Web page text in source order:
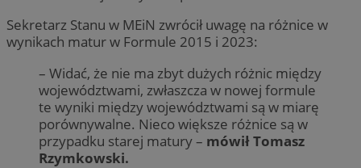
Sekretarz Stanu w MEiN zwrócił uwagę na różnice w
wynikach matur w Formule 2015 i 2023:
– Widać, że nie ma zbyt dużych różnic między
województwami, zwłaszcza w nowej formule
te wyniki między województwami są w miarę
porównywalne. Nieco większe różnice są w
przypadku starej matury – mówił Tomasz
Rzymkowski.